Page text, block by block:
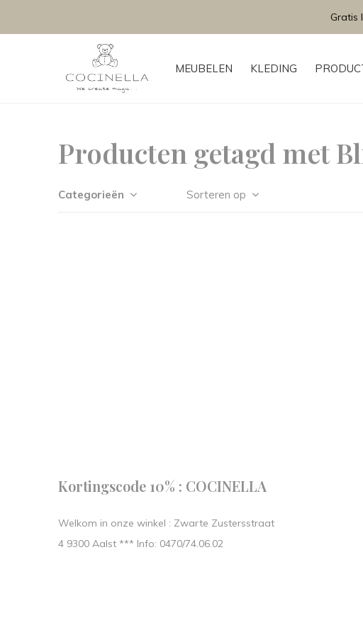
MEUBELEN KLEDING
Gratis
Producten getagd met
Categorieën Sorteren op
Kortingscode 10% : COCINELLA
Welkom in onze winkel : Zwarte Zustersstraat
4 9300 Aalst *** Info: 0470/74.06.02